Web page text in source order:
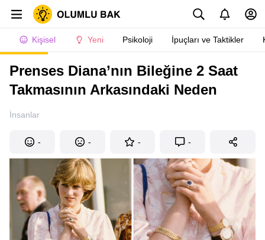
Kişisel Yeni Psikoloji İpuçları ve Taktikler
Prenses Diana’nın Bileğine 2 Saat
Takmasının Arkasındaki Neden
İnsanlar
- - - -